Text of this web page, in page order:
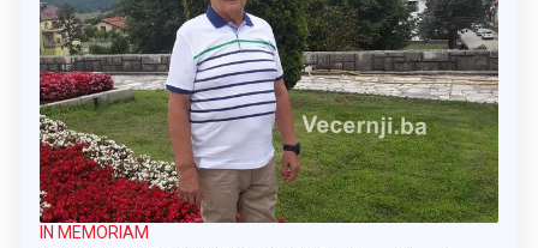
IN MEMORIAM